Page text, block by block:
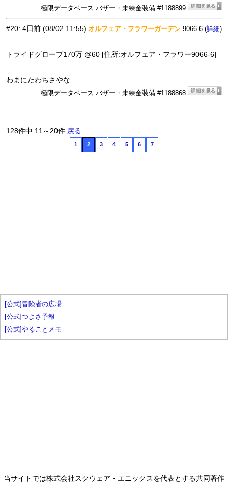
極限データベース バザー・未練金装備 #1188899
#20: 4日前 (08/02 11:55) オルフェア・フラワーガーデン 9066-6 (詳細)
トライドグローブ170万 @60 [住所:オルフェア・フラワー9066-6]
わまにたわちさやな
極限データベース バザー・未練金装備 #1188868
128件中 11～20件 戻る
1 2 3 4 5 6 7
[公式]冒険者の広場
[公式]つよさ予報
[公式]やることメモ
当サイトでは株式会社スクウェア・エニックスを代表とする共同著作